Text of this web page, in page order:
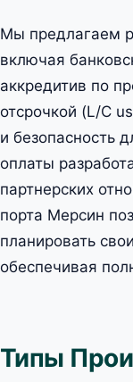
Мы предлагаем
включая
аккредитив по
отсрочкой (L/C
и безопасность
оплаты
партнерских
порта Мерсин
планировать
обеспечивая
Типы